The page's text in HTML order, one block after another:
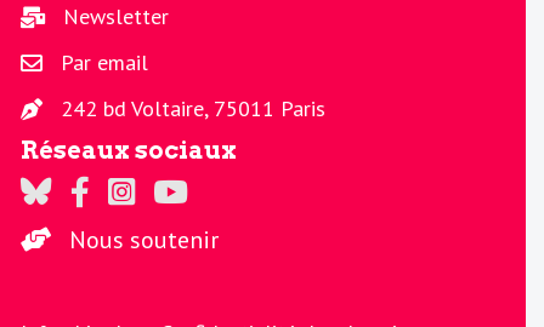
Newsletter
Par email
242 bd Voltaire, 75011 Paris
Réseaux sociaux
Regards sur Twitter
Regards sur Facebook
Regards sur Instagram
La chaine Regards sur Youtube
Nous soutenir